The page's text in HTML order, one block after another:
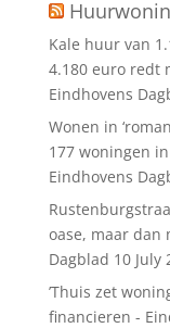
Kale huur van
4.180 euro redt
Eindhovens
Wonen in
177 woningen
Eindhovens
oase, maar dan
Dagblad 10 July
’Thuis zet
financieren -